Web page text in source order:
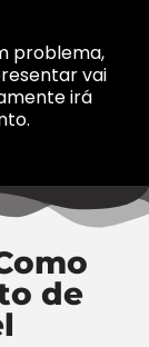
problema,
vai
irá
de